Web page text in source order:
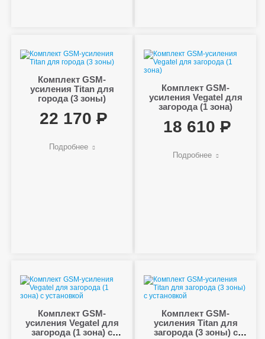
Комплект GSM-
усиления Titan для
города (3 зоны)
22 170
Подробнее
Комплект GSM-
усиления Vegatel для
загорода (1 зона)
18 610
Подробнее
Комплект GSM-
усиления Vegatel для
загорода (1 зона) с
Комплект GSM-
усиления Titan для
загорода (3 зоны) с